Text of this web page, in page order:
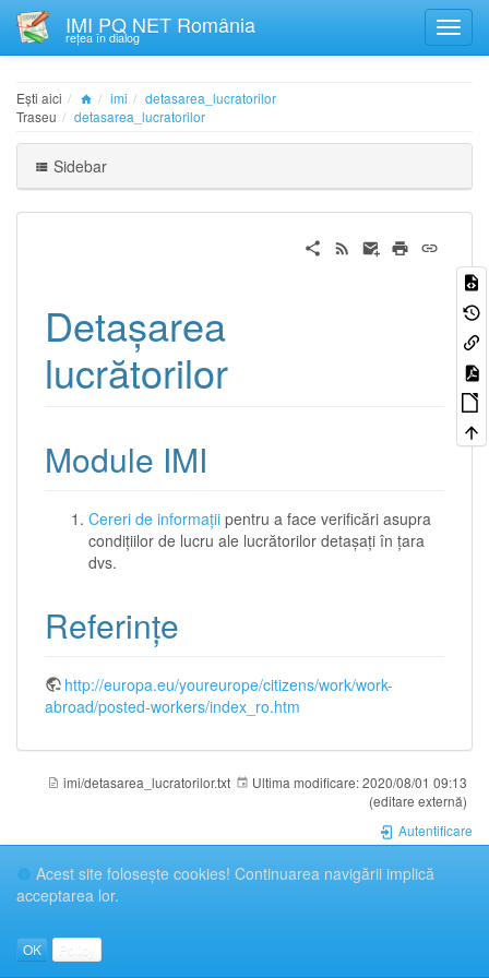
IMI PQ NET România
rețea în dialog
Ești aici imi
detasarea_lucratorilor
Traseu
detasarea_lucratorilor
Sidebar
Detașarea
lucrătorilor
Module IMI
Cereri de informații pentru a face verificări asupra
condițiilor de lucru ale lucrătorilor detașați în țara
dvs.
Referințe
http://europa.eu/youreurope/citizens/work/work-
abroad/posted-workers/index_ro.htm
imi/detasarea_lucratorilor.txt Ultima modificare:2020/08/01 09:13
(editare externă)
Autentificare
Acest site foloseşte cookies! Continuarea navigării implică
acceptarea lor.
OK Policy